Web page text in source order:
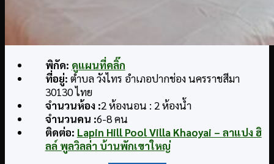
พิกัด: ดูแผนที่คลิ๊ก
ที่อยู่: ตำบล วังไทร อำเภอปากช่อง นครราชสีมา
30130 ไทย
จำนวนห้อง :2 ห้องนอน : 2 ห้องน้ำ
จำนวนคน :6-8 คน
ติดต่อ: Lapin Hill Pool Villa Khaoyai – ลาแปง ฮิ
ลล์ พูลวิลล่า บ้านพักเขาใหญ่